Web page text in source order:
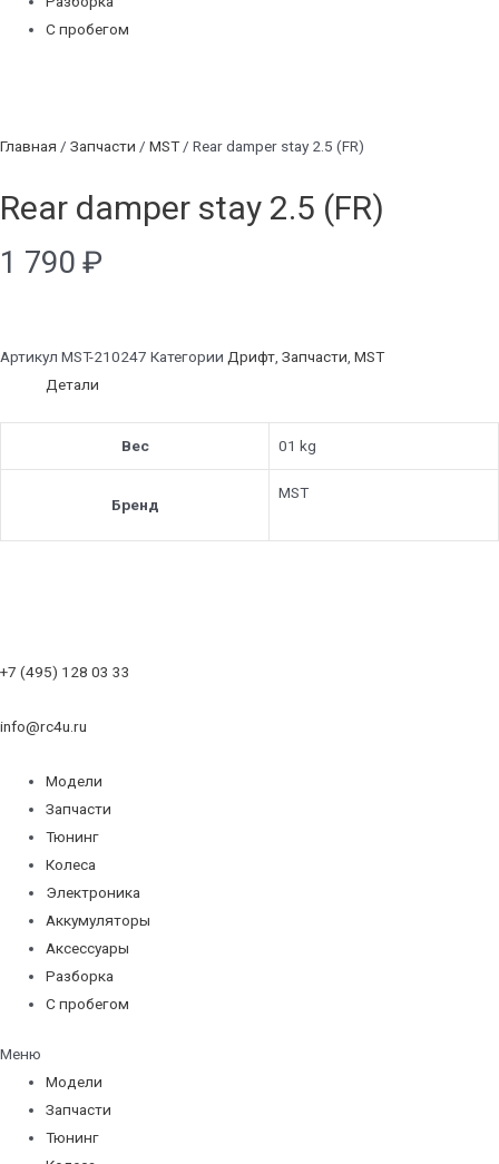
С пробегом
Главная / Запчасти / MST/ Rear damper stay 2.5 (FR)
Rear damper stay 2.5 (FR)
1 790 ₽
Артикул MST-210247 Категории Дрифт, Запчасти, MST
Детали
Вес 01 kg
Бренд
MST
+7 (495) 128 03 33
info@rc4u.ru
Модели
Запчасти
Тюнинг
Колеса
Электроника
Аккумуляторы
Аксессуары
Разборка
С пробегом
Меню
Модели
Запчасти
Тюнинг